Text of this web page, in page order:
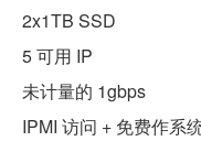
2x1TB SSD
5 可用 IP
未计量的 1gbps
IPMI 访问 + 免费作系